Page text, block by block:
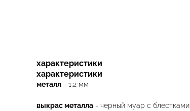
характеристики
характеристики
металл - 1,2 мм
выкрас металла - черный муар с блестками